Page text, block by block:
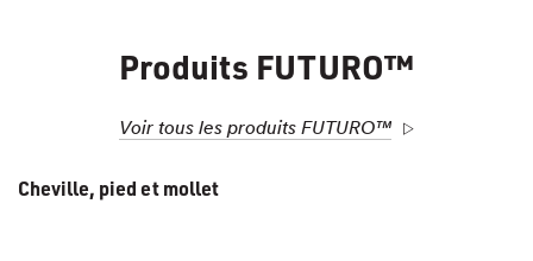
Produits FUTURO™
Voir tous les produits FUTURO™
Cheville, pied et mollet